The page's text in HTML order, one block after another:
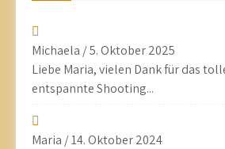
Michaela /5. Oktober 2025
Liebe Maria, vielen Dank für das
entspannte Shooting...
Maria /14. Oktober 2024